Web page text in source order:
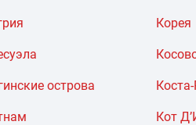
острова
Корея
Кот